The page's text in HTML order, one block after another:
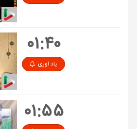
۰۱:۴۰
یاد اوری
۰۱:۵۵